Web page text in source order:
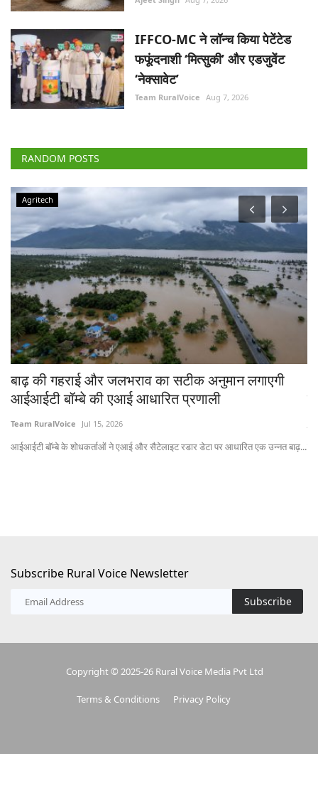
IFFCO-MC ने लॉन्च किया पेटेंटेड
फफूंदनाशी ‘मित्सुकी’ और एडजुवेंट
‘नेक्सावेट’
Team RuralVoice Aug 7, 2026
RANDOM POSTS
Agritech
बाढ़ की गहराई और जलभराव का सटीक अनुमान लगाएगी
आईआईटी बॉम्बे की एआई आधारित प्रणाली
Team RuralVoice Jul 15, 2026
आईआईटी बॉम्बे के शोधकर्ताओं ने एआई और सैटेलाइट रडार डेटा पर आधारित एक उन्नत बाढ़...
Subscribe Rural Voice Newsletter
Subscribe
Copyright © 2025-26 Rural Voice Media Pvt Ltd
Terms & Conditions Privacy Policy